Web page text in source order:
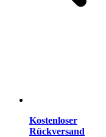
Kostenloser
Rückversand